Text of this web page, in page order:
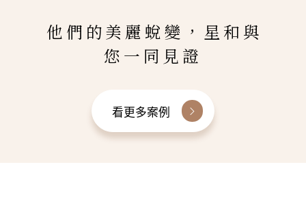
他們的美麗蛻變，星和與
您一同見證
看更多案例